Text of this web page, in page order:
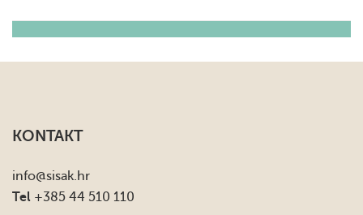
KONTAKT
info@sisak.hr
Tel +385 44 510 110